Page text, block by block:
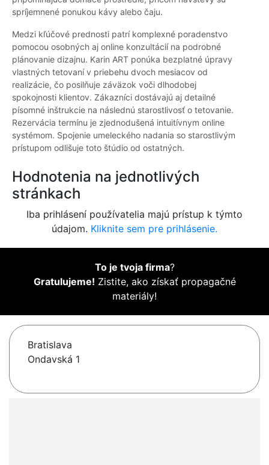
spríjemnené ponukou kávy alebo čaju.
Medzi kľúčové prednosti patrí komplexné poradenstvo
pomocou osobných aj online konzultácií na podrobné
plánovanie dizajnu. Karin ART ponúka bezplatné úpravy
vlastných tetovaní v priebehu dvoch mesiacov od
realizácie, čo posilňuje záväzok voči dlhodobej
spokojnosti klientov. Zákazníci dostávajú aj detailné
písomné inštrukcie na následnú starostlivosť o tetovanie.
Rezervácia termínu je zjednodušená intuitívnym online
systémom. Spojenie umeleckého nadania so starostlivým
prístupom odlišuje toto štúdio od ostatných.
Hodnotenia na jednotlivých
stránkach
Iba prihlásení používatelia majú prístup k týmto
údajom. Kliknite sem pre prihlásenie.
To je tvoja firma?
Gratulujeme! Zistite, ako získať propagačné
materiály!
Bratislava
Ondavská 1